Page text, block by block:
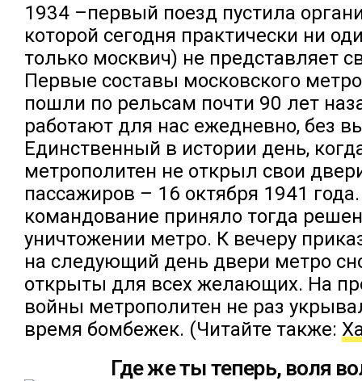
1934 –первый поезд пустила
которой сегодня практически ни
только москвич) не представляет
Первые составы московского
пошли по рельсам почти 90 лет
работают для нас ежедневно, без
Единственный в истории день,
метрополитен не открыл свои
пассажиров – 16 октября 1941
командование приняло тогда
уничтожении метро. К вечеру
на следующий день двери метро
открыты для всех желающих. На
войны метрополитен не раз
время бомбежек. (Читайте также:
Где же ты теперь, воля